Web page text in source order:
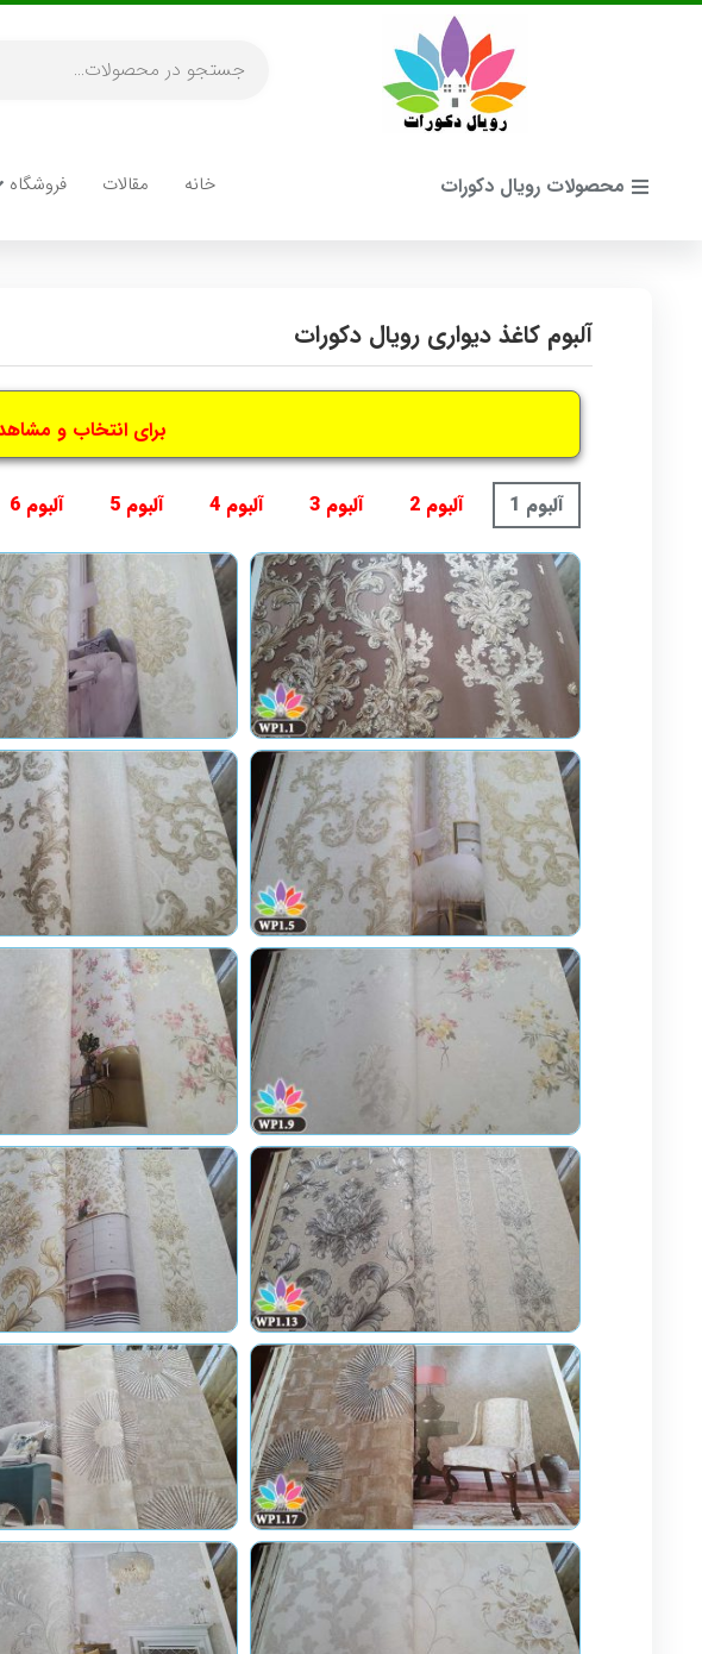
محصولات رویال دکورات خانه مقالات فروشگاه
آلبوم کاغذ دیواری رویال دکورات
برای انتخاب و
آلبوم 1 آلبوم 2 آلبوم 3 آلبوم 4 آلبوم 5 آلبوم 6